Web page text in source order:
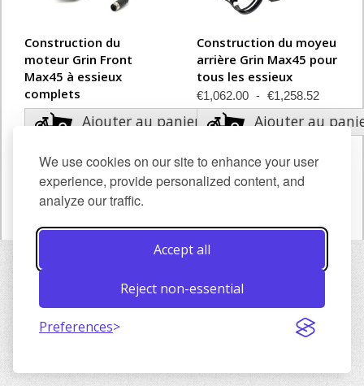
We use cookies on our site to enhance your user
experience, provide personalized content, and
analyze our traffic.
Accept all
Reject non-essential
Preferences
Construction du
moteur Grin Front
Max45 à essieux
complets
€870.00 €1,090.52
Ajouter au panier
Construction du moyeu
arrière Grin Max45 pour
tous les essieux
€1,062.00 €1,258.52
Ajouter au
Montrer